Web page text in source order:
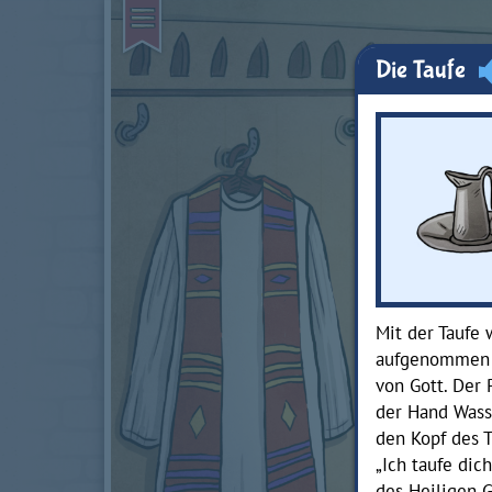
Die Taufe
Mit der Taufe
von Gott. Der
der Hand
den Kopf des
„Ich taufe